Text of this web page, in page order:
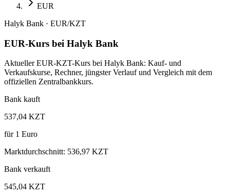
EUR
Halyk Bank · EUR/KZT
EUR-Kurs bei Halyk Bank
Aktueller EUR-KZT-Kurs bei Halyk Bank: Kauf- und
Verkaufskurse, Rechner, jüngster Verlauf und Vergleich mit dem
offiziellen Zentralbankkurs.
Bank kauft
537,04 KZT
für1 Euro
Marktdurchschnitt: 536,97 KZT
Bank verkauft
545,04 KZT